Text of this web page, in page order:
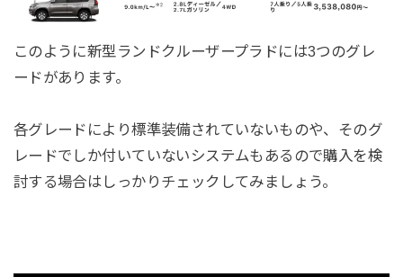
このように新型ランドクルーザープラドには3つのグレ
ードがあります。
各グレードにより標準装備されていないものや、そのグ
レードでしか付いていないシステムもあるので購入を検
討する場合はしっかりチェックしてみましょう。